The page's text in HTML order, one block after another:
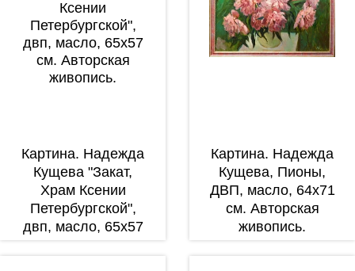
Картина. Надежда
Кущева "Закат,
Храм Ксении
Петербургской",
двп, масло, 65х57
Картина. Надежда
Кущева, Пионы,
ДВП, масло, 64х71
см. Авторская
живопись.